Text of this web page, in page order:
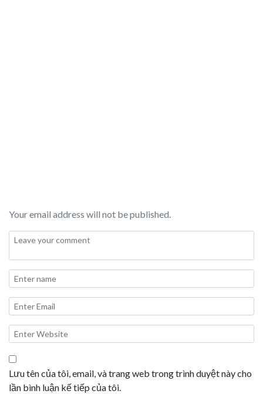
Your email address will not be published.
Lưu tên của tôi, email, và trang web trong trình duyệt này cho
lần bình luận kế tiếp của tôi.